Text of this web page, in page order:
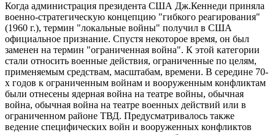
Когда администрация президента США Дж.Кеннеди приняла
военно-стратегическую концепцию "гибкого реагирования"
(1960 г.), термин "локальные войны" получил в США
официальное признание. Спустя некоторое время, он был
заменен на термин "ограниченная война". К этой категории
стали относить военные действия, ограниченные по целям,
применяемым средствам, масштабам, времени. В середине 70-
х годов к ограниченным войнам и вооруженным конфликтам
были отнесены ядерная война на театре войны, обычная
война, обычная война на театре военных действий или в
ограниченном районе ТВД. Предусматривалось также
ведение специфических войн и вооруженных конфликтов